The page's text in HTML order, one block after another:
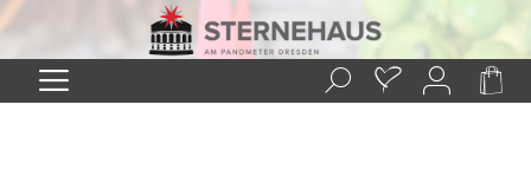
Zum Hauptinhalt springen